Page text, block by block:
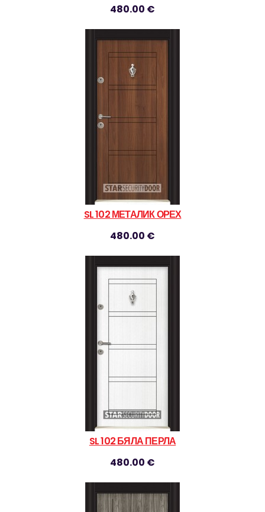
480.00 €
SL 102 МЕТАЛИК ОРЕХ
480.00 €
SL 102 БЯЛА ПЕРЛА
480.00 €